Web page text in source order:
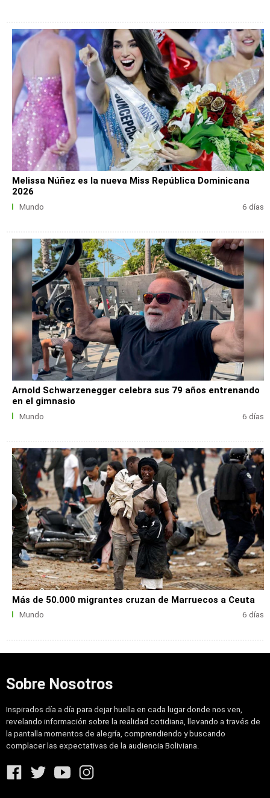
Melissa Núñez es la nueva Miss República Dominicana
2026
Mundo 6 días
Arnold Schwarzenegger celebra sus 79 años entrenando
en el gimnasio
Mundo 6 días
Más de 50.000 migrantes cruzan de Marruecos a Ceuta
Mundo 6 días
Sobre Nosotros
Inspirados día a día para dejar huella en cada lugar donde nos ven,
revelando información sobre la realidad cotidiana, llevando a través de
la pantalla momentos de alegría, comprendiendo y buscando
complacer las expectativas de la audiencia Boliviana.